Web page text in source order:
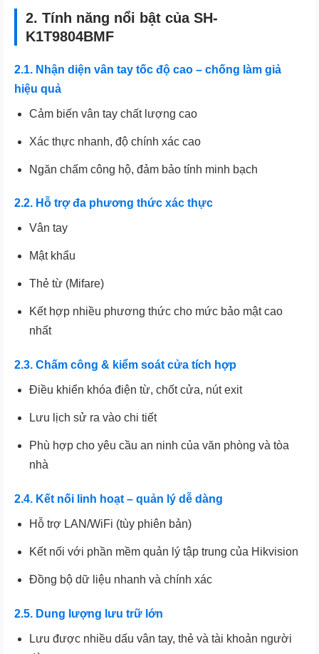
2. Tính năng nổi bật của SH-
K1T9804BMF
2.1. Nhận diện vân tay tốc độ cao – chống làm giả
hiệu quả
Cảm biến vân tay chất lượng cao
Xác thực nhanh, độ chính xác cao
Ngăn chấm công hộ, đảm bảo tính minh bạch
2.2. Hỗ trợ đa phương thức xác thực
Vân tay
Mật khẩu
Thẻ từ (Mifare)
Kết hợp nhiều phương thức cho mức bảo mật cao
nhất
2.3. Chấm công & kiểm soát cửa tích hợp
Điều khiển khóa điện từ, chốt cửa, nút exit
Lưu lịch sử ra vào chi tiết
Phù hợp cho yêu cầu an ninh của văn phòng và tòa
nhà
2.4. Kết nối linh hoạt – quản lý dễ dàng
Hỗ trợ LAN/WiFi (tùy phiên bản)
Kết nối với phần mềm quản lý tập trung của Hikvision
Đồng bộ dữ liệu nhanh và chính xác
2.5. Dung lượng lưu trữ lớn
Lưu được nhiều dấu vân tay, thẻ và tài khoản người